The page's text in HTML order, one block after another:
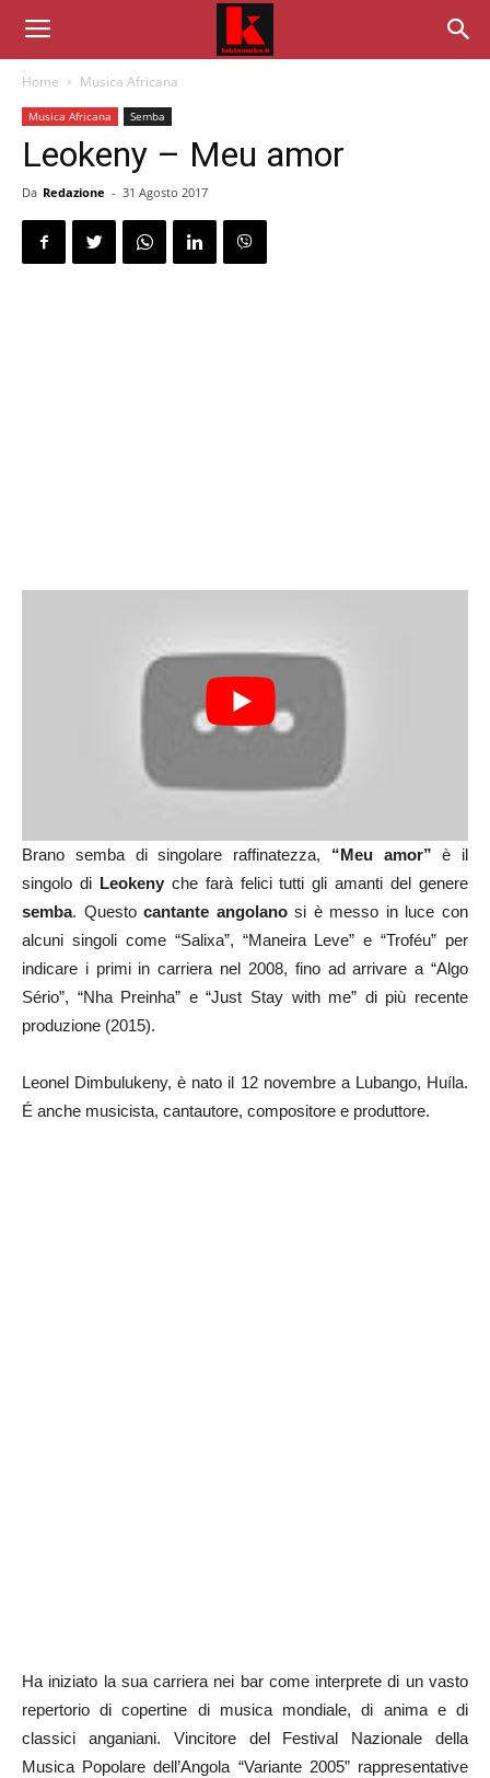
Home Musica Africana
Musica Africana Semba
Leokeny – Meu amor
Da Redazione - 31 Agosto 2017
Brano semba di singolare raffinatezza, “Meu amor” è il
singolo di Leokenyche farà felici tutti gli amanti del genere
semba. Questocantante angolanosi è messo in luce con
alcuni singoli come “Salixa”, “Maneira Leve” e “Troféu” per
indicare i primi in carriera nel 2008, fino ad arrivare a “Algo
Sério”, “Nha Preinha” e “Just Stay with me” di più recente
produzione (2015).
Leonel Dimbulukeny, è nato il 12 novembre a Lubango, Huíla.
É anche musicista, cantautore, compositore e produttore.
Ha iniziato la sua carriera nei bar come interprete di un vasto
repertorio di copertine di musica mondiale, di anima e di
classici anganiani. Vincitore del Festival Nazionale della
Musica Popolare dell’Angola “Variante 2005” rappresentative